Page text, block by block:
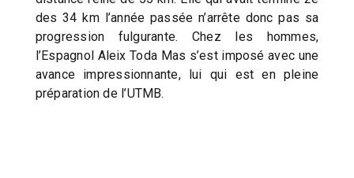
des 34 km l’année passée n’arrête donc pas sa
progression fulgurante. Chez les hommes,
l’Espagnol Aleix Toda Mas s’est imposé avec une
avance impressionnante, lui qui est en pleine
préparation de l’UTMB.